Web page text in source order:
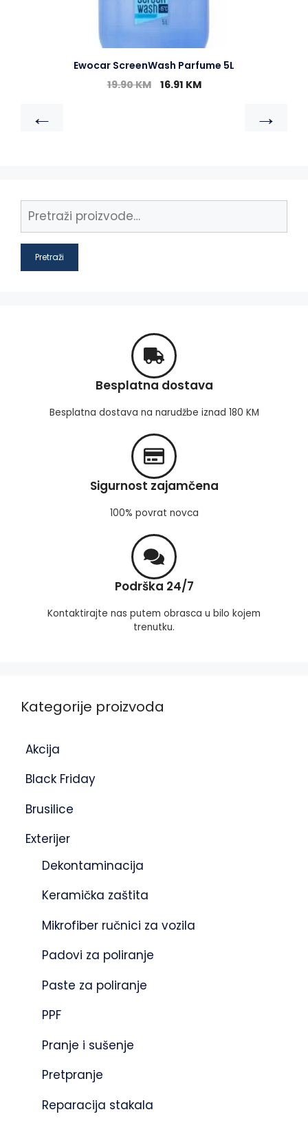
Ewocar ScreenWash Parfume 5L
19.90KM 16.91 KM
← →
Pretraži
Besplatna dostava
Besplatna dostava na narudžbe iznad 180 KM
Sigurnost zajamčena
100% povrat novca
Podrška 24/7
Kontaktirajte nas putem obrasca u bilo kojem
trenutku.
Kategorije proizvoda
Akcija
Black Friday
Brusilice
Exterijer
Dekontaminacija
Keramička zaštita
Mikrofiber ručnici za vozila
Padovi za poliranje
Paste za poliranje
PPF
Pranje i sušenje
Pretpranje
Reparacija stakala